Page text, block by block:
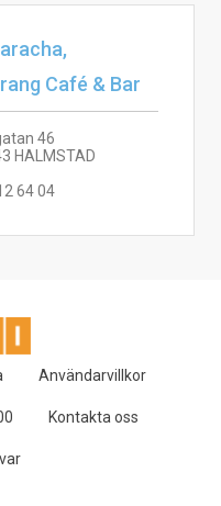
Café & Bar
46
HALMSTAD
64 04
Användarvillkor
Kontakta oss